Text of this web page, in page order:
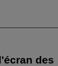
des